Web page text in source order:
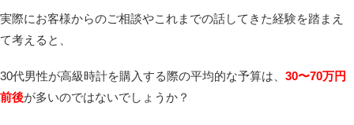
実際にお客様からのご相談やこれまでの話してきた経験を踏まえ
て考えると、
30代男性が高級時計を購入する際の平均的な予算は、 30〜70万円
前後が多いのではないでしょうか？